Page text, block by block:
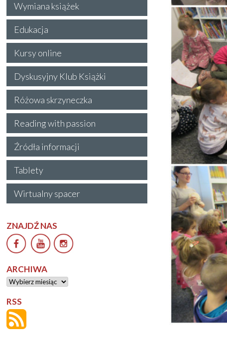
Wymiana książek
Edukacja
Kursy online
Dyskusyjny Klub Książki
Różowa skrzyneczka
Reading with passion
Źródła informacji
Tablety
Wirtualny spacer
ZNAJDŹ NAS
ARCHIWA
Archiwa
RSS